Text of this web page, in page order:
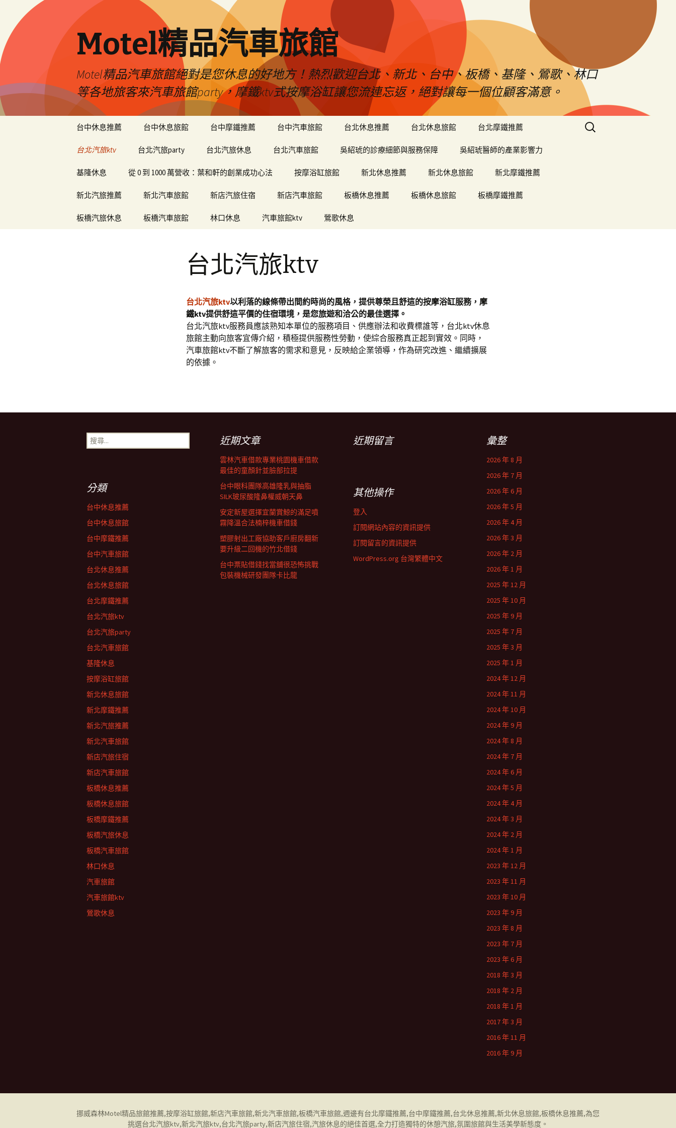
Motel精品汽車旅館
Motel精品汽車旅館絕對是您休息的好地方！熱烈歡迎台北、新北、台中、板橋、基隆、鶯歌、林口
等各地旅客來汽車旅館party，摩鐵ktv式按摩浴缸讓您流連忘返，絕對讓每一個位顧客滿意。
台中休息推薦 台中休息旅館 台中摩鐵推薦 台中汽車旅館 台北休息推薦 台北休息旅館 台北摩鐵推薦
台北汽旅ktv 台北汽旅party 台北汽旅休息 台北汽車旅館 吳紹琥的診療細節與服務保障 吳紹琥醫師的產業影響力
基隆休息 從 0 到 1000 萬營收：葉和軒的創業成功心法 按摩浴缸旅館 新北休息推薦 新北休息旅館 新北摩鐵推薦
新北汽旅推薦 新北汽車旅館 新店汽旅住宿 新店汽車旅館 板橋休息推薦 板橋休息旅館 板橋摩鐵推薦
板橋汽旅休息 板橋汽車旅館 林口休息 汽車旅館ktv 鶯歌休息
搜
尋
台北汽旅ktv
台北汽旅ktv以利落的線條帶出間約時尚的風格，提供尊榮且舒這的按摩浴缸服務，摩
鐵ktv提供舒這平價的住宿環境，是您旅遊和洽公的最佳選擇。
台北汽旅ktv服務員應該熟知本單位的服務項目、供應辦法和收費標誰等，台北ktv休息
旅館主動向旅客宜傳介紹，積極提供服務性勞動，使綜合服務真正起到實效。同時，
汽車旅館ktv不斷了解旅客的需求和意見，反映給企業領導，作為研究改進、繼續擴展
的依據。
搜
尋
近期文章
雲林汽車借款專業桃園機車借款
最佳的童顏針並臉部拉提
台中眼科團隊高雄隆乳與抽脂
SILK玻尿酸隆鼻權威朝天鼻
安定新屋選擇宜蘭賞鯨的滿足噴
霧降溫合法楠梓機車借錢
塑膠射出工廠協助客戶廚房翻新
要升級二回機的竹北借錢
台中票貼借錢找當舖很恐怖挑戰
包裝機械研發團隊卡比龍
近期留言 彙整
2026 年 8 月
2026 年 7 月
2026 年 6 月
2026 年 5 月
2026 年 4 月
2026 年 3 月
2026 年 2 月
2026 年 1 月
2025 年 12 月
2025 年 10 月
2025 年 9 月
2025 年 7 月
2025 年 3 月
2025 年 1 月
2024 年 12 月
2024 年 11 月
2024 年 10 月
2024 年 9 月
2024 年 8 月
2024 年 7 月
2024 年 6 月
2024 年 5 月
2024 年 4 月
2024 年 3 月
2024 年 2 月
2024 年 1 月
2023 年 12 月
2023 年 11 月
2023 年 10 月
2023 年 9 月
2023 年 8 月
2023 年 7 月
2023 年 6 月
2018 年 3 月
2018 年 2 月
2018 年 1 月
2017 年 3 月
2016 年 11 月
2016 年 9 月
分類
台中休息推薦
台中休息旅館
台中摩鐵推薦
台中汽車旅館
台北休息推薦
台北休息旅館
台北摩鐵推薦
台北汽旅ktv
台北汽旅party
台北汽車旅館
基隆休息
按摩浴缸旅館
新北休息旅館
新北摩鐵推薦
新北汽旅推薦
新北汽車旅館
新店汽旅住宿
新店汽車旅館
板橋休息推薦
板橋休息旅館
板橋摩鐵推薦
板橋汽旅休息
板橋汽車旅館
林口休息
汽車旅館
汽車旅館ktv
鶯歌休息
其他操作
登入
訂閱網站內容的資訊提供
訂閱留言的資訊提供
WordPress.org 台灣繁體中文
挪威森林Motel精品旅館推薦,按摩浴缸旅館,新店汽車旅館,新北汽車旅館,板橋汽車旅館,週邊有台北摩鐵推薦,台中摩鐵推薦,台北休息推薦,新北休息旅館,板橋休息推薦,為您
挑選台北汽旅ktv,新北汽旅ktv,台北汽旅party,新店汽旅住宿,汽旅休息的絕佳首選,全力打造獨特的休憩汽旅,氛圍旅館與生活美學新態度。